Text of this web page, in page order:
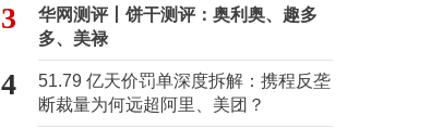
3
华网测评丨饼干测评：奥利奥、趣多
多、美禄
4
51.79 亿天价罚单深度拆解：携程反垄
断裁量为何远超阿里、美团？